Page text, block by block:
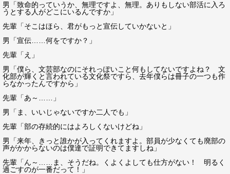
男「致命的っていうか、無理ですよ、無理。ありもしない部活に入ろ
うとする人がどこにいるんですか」
先輩「そこはほら、君がもっと宣伝していかないと」
男「宣伝……何をですか？」
先輩「え」
男「僕ら、文芸部なのにそれっぽいこと何もしてないですよね？ 文
化部が輝くと言われている文化祭ですら、去年僕らは冊子の一つも作
らなかったんですから」
先輩「あ～……」
男「ま、いいじゃないですか二人でも」
先輩「部の存続的にはよろしくないけどね」
男「来年、きっと誰かが入ってくれますよ。部員が少なくても廃部の
声がかからないのは僕達で証明できてますしね」
先輩「ん～……ま、そうだね。くよくよしても仕方がない！ 明るく
過ごすのが一番だって！」